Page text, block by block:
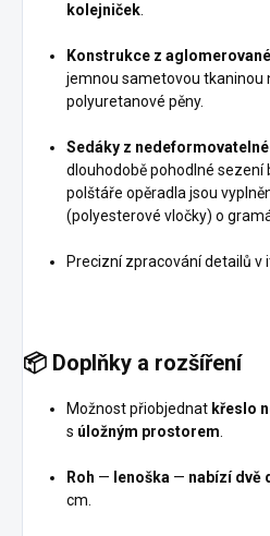
kolejniček
Konstrukce z
jemnou sametovou tkaninou
polyuretanové pěny.
Sedáky z
dlouhodobě pohodlné sezení
polštáře opěradla jsou
(polyesterové vločky) o
Precizní zpracování detailů v
📦 Doplňky a rozšíření
Možnost přiobjednat křeslo
s úložným prostorem
Roh — lenoška — nabízí dvě
cm.